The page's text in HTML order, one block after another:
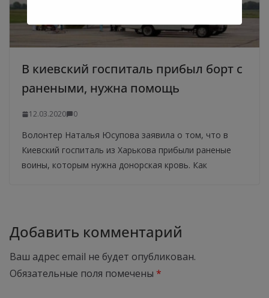
В киевский госпиталь прибыл борт с
ранеными, нужна помощь
12.03.2020 0
Волонтер Наталья Юсупова заявила о том, что в
Киевский госпиталь из Харькова прибыли раненые
воины, которым нужна донорская кровь. Как
Добавить комментарий
Ваш адрес email не будет опубликован.
Обязательные поля помечены *